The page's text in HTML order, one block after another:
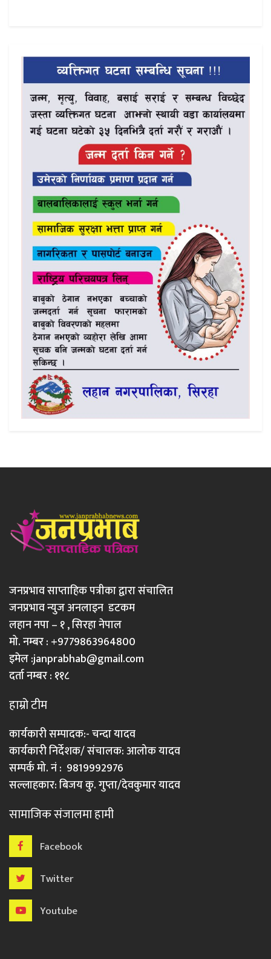
जनप्रभाव साप्ताहिक पत्रीका द्वारा संचालित
जनप्रभाव न्युज अनलाइन डटकम
लहान नपा – १ , सिरहा नेपाल
मो. नम्बर : +9779863964800
इमेल :janprabhab@gmail.com
दर्ता नम्बर : ११८
हाम्रो टीम
कार्यकारी सम्पादक:- चन्दा यादव
कार्यकारी निर्देशक/ संचालक: आलोक यादव
सम्पर्क मो. नं : 9819992976
सल्लाहकार: बिजय कु. गुप्ता/देवकुमार यादव
सामाजिक संजालमा हामी
Facebook
Twitter
Youtube